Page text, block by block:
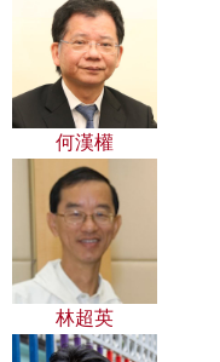
何漢權
林超英